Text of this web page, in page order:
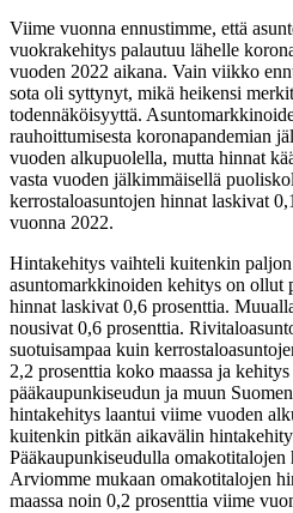
Viime vuonna ennustimme, että
vuokrakehitys palautuu lähelle
vuoden 2022 aikana. Vain viikko
sota oli syttynyt, mikä heikensi
todennäköisyyttä.
rauhoittumisesta koronapandemian
vuoden alkupuolella, mutta hinnat
vasta vuoden jälkimmäisellä
kerrostaloasuntojen hinnat laskivat
vuonna 2022.
Hintakehitys vaihteli kuitenkin
asuntomarkkinoiden kehitys on ollut
hinnat laskivat 0,6 prosenttia.
nousivat 0,6 prosenttia.
suotuisampaa kuin
2,2 prosenttia koko maassa ja kehitys
pääkaupunkiseudun ja muun
hintakehitys laantui viime vuoden
kuitenkin pitkän aikavälin
Pääkaupunkiseudulla
Arviomme mukaan omakotitalojen
maassa noin 0,2 prosenttia viime